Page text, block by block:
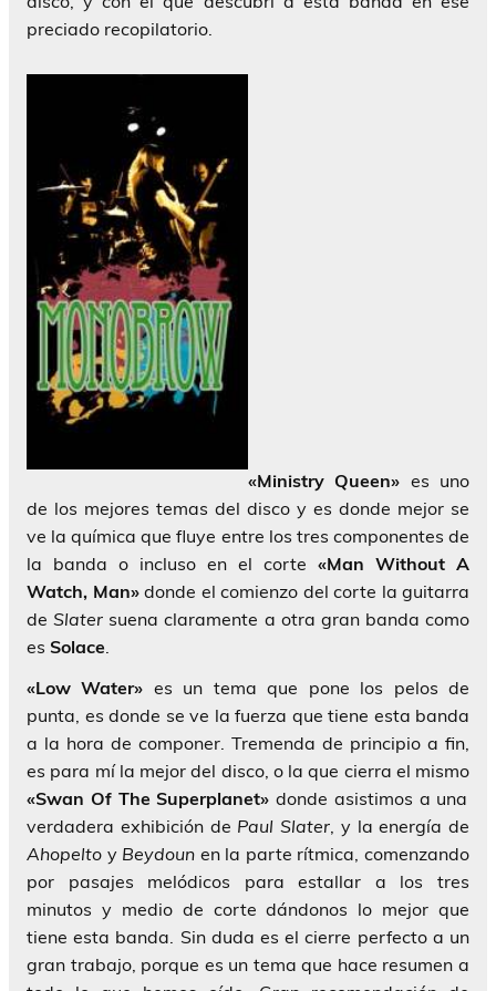
preciado recopilatorio.
«Ministry Queen» es uno
de los mejores temas del disco y es donde mejor se
ve la química que fluye entre los tres componentes de
la banda o incluso en el corte «Man Without A
Watch, Man»donde el comienzo del corte la guitarra
deSlater suena claramente a otra gran banda como
es Solace.
«Low Water» es un tema que pone los pelos de
punta, es donde se ve la fuerza que tiene esta banda
a la hora de componer. Tremenda de principio a fin,
es para mí la mejor del disco, o la que cierra el mismo
«Swan Of The Superplanet» donde asistimos a una
verdadera exhibición de Paul Slater, y la energía de
Ahopelto y Beydoun en la parte rítmica, comenzando
por pasajes melódicos para estallar a los tres
minutos y medio de corte dándonos lo mejor que
tiene esta banda. Sin duda es el cierre perfecto a un
gran trabajo, porque es un tema que hace resumen a